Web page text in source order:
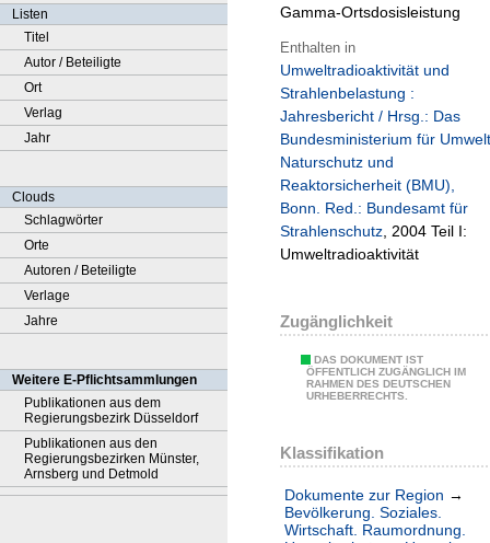
Listen
Titel
Autor / Beteiligte
Ort
Verlag
Jahr
Clouds
Schlagwörter
Orte
Autoren / Beteiligte
Verlage
Jahre
Weitere E-Pflichtsammlungen
Publikationen aus dem
Regierungsbezirk Düsseldorf
Publikationen aus den
Regierungsbezirken Münster,
Arnsberg und Detmold
Gamma-Ortsdosisleistung
Enthalten in
Umweltradioaktivität und
Strahlenbelastung :
Jahresbericht / Hrsg.: Das
Bundesministerium für Umwelt
Naturschutz und
Reaktorsicherheit (BMU),
Bonn. Red.: Bundesamt für
Strahlenschutz, 2004 Teil I:
Umweltradioaktivität
Zugänglichkeit
DAS DOKUMENT IST
ÖFFENTLICH ZUGÄNGLICH IM
RAHMEN DES DEUTSCHEN
URHEBERRECHTS.
Klassifikation
Dokumente zur Region →
Bevölkerung. Soziales.
Wirtschaft. Raumordnung.